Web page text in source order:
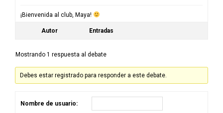
¡Bienvenida al club, Maya!
Autor Entradas
Mostrando 1 respuesta al debate
Debes estar registrado para responder a este debate.
Nombre de usuario: